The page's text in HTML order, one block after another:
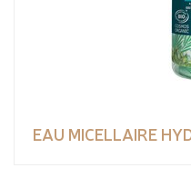
EAU MICELLAIRE